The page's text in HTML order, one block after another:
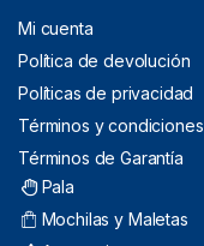
Mi cuenta
Política de devolución
Políticas de privacidad
Términos y condiciones
Términos de Garantía
Pala
Mochilas y Maletas